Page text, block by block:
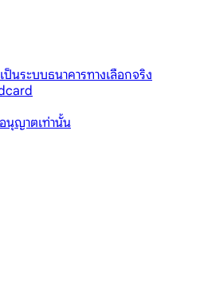
นระบบธนาคารทางเลือกจริง
นุญาตเท่านั้น